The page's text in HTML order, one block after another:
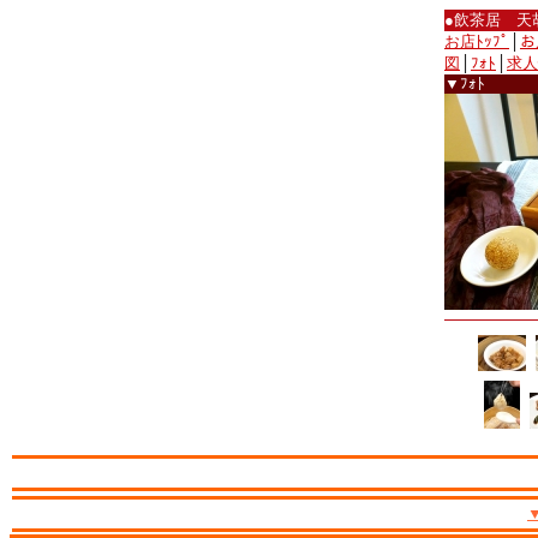
●飲茶居 天
お店ﾄｯﾌﾟ
図
ﾌｫﾄ
求
▼ﾌｫﾄ